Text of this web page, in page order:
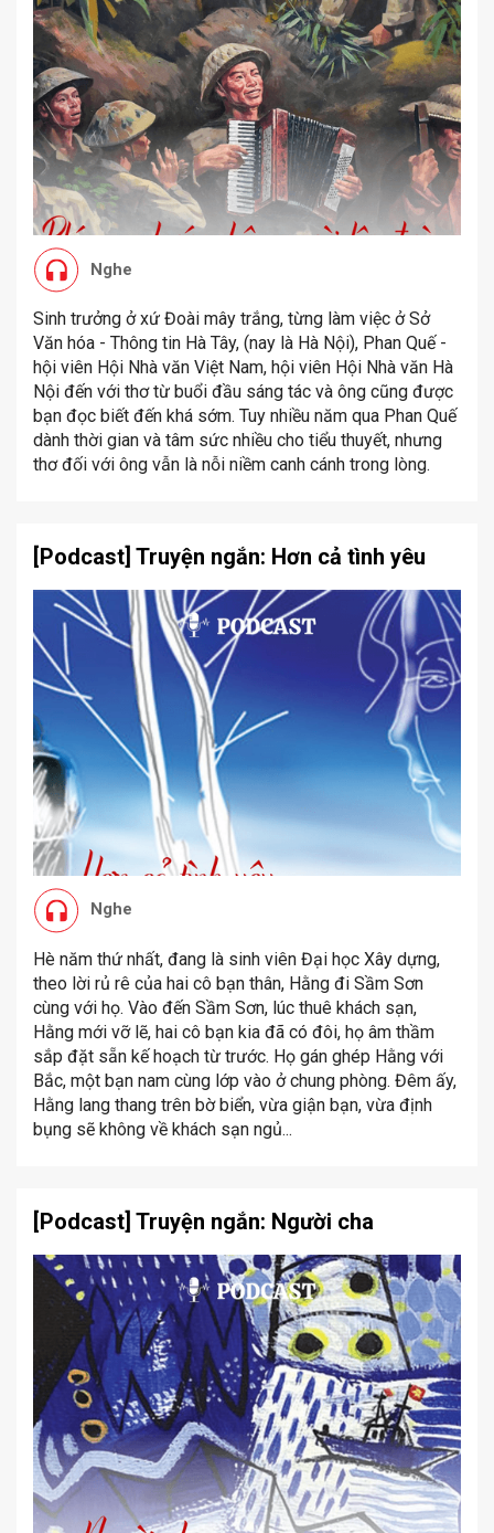
Nghe
Sinh trưởng ở xứ Đoài mây trắng, từng làm việc ở Sở
Văn hóa - Thông tin Hà Tây, (nay là Hà Nội), Phan Quế -
hội viên Hội Nhà văn Việt Nam, hội viên Hội Nhà văn Hà
Nội đến với thơ từ buổi đầu sáng tác và ông cũng được
bạn đọc biết đến khá sớm. Tuy nhiều năm qua Phan Quế
dành thời gian và tâm sức nhiều cho tiểu thuyết, nhưng
thơ đối với ông vẫn là nỗi niềm canh cánh trong lòng.
[Podcast] Truyện ngắn: Hơn cả tình yêu
Nghe
Hè năm thứ nhất, đang là sinh viên Đại học Xây dựng,
theo lời rủ rê của hai cô bạn thân, Hằng đi Sầm Sơn
cùng với họ. Vào đến Sầm Sơn, lúc thuê khách sạn,
Hằng mới vỡ lẽ, hai cô bạn kia đã có đôi, họ âm thầm
sắp đặt sẵn kế hoạch từ trước. Họ gán ghép Hằng với
Bắc, một bạn nam cùng lớp vào ở chung phòng. Đêm ấy,
Hằng lang thang trên bờ biển, vừa giận bạn, vừa định
bụng sẽ không về khách sạn ngủ...
[Podcast] Truyện ngắn: Người cha